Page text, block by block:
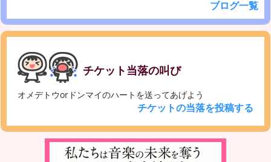
ブログ一覧
チケット当落の叫び
オメデトウorドンマイのハートを送ってあげよう
チケットの当落を投稿する